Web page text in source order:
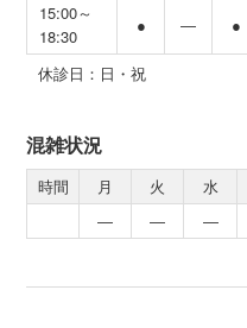
15:00～
18:30
● ― ●
休診日：日・祝
混雑状況
時間 月 火 水
―
― ―